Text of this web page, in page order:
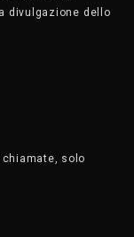
divulgazione dello
chiamate, solo